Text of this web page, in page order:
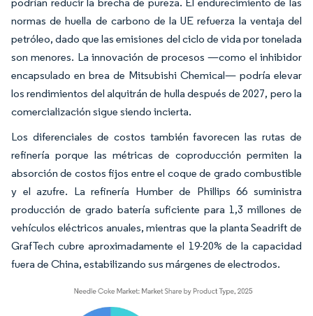
normas de huella de carbono de la UE refuerza la ventaja del
petróleo, dado que las emisiones del ciclo de vida por tonelada
son menores. La innovación de procesos —como el inhibidor
encapsulado en brea de Mitsubishi Chemical— podría elevar
los rendimientos del alquitrán de hulla después de 2027, pero la
comercialización sigue siendo incierta.
Los diferenciales de costos también favorecen las rutas de
refinería porque las métricas de coproducción permiten la
absorción de costos fijos entre el coque de grado combustible
y el azufre. La refinería Humber de Phillips 66 suministra
producción de grado batería suficiente para 1,3 millones de
vehículos eléctricos anuales, mientras que la planta Seadrift de
GrafTech cubre aproximadamente el 19-20% de la capacidad
fuera de China, estabilizando sus márgenes de electrodos.